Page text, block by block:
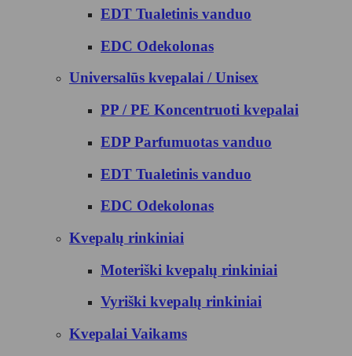
EDT Tualetinis vanduo
EDC Odekolonas
Universalūs kvepalai / Unisex
PP / PE Koncentruoti kvepalai
EDP Parfumuotas vanduo
EDT Tualetinis vanduo
EDC Odekolonas
Kvepalų rinkiniai
Moteriški kvepalų rinkiniai
Vyriški kvepalų rinkiniai
Kvepalai Vaikams